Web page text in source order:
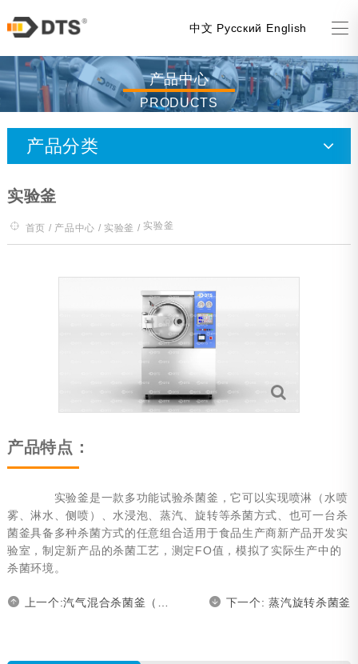
中文 Русский English
产品中心
PRODUCTS
产品分类
风机杀菌釜（全喷降温）
无篮式杀菌系统
杀菌车间自动化系统（ABRS）
静水压杀菌系统
可选项
首页 / 产品中心 / 实验釜 / 实验釜
实验釜
产品特点：
实验釜是一款多功能试验杀菌釜，它可以实现喷淋（水喷
雾、淋水、侧喷）、水浸泡、蒸汽、旋转等杀菌方式、也可一台杀
菌釜具备多种杀菌方式的任意组合适用于食品生产商新产品开发实
验室，制定新产品的杀菌工艺，测定FO值，模拟了实际生产中的
杀菌环境。
上一个:汽气混合杀菌釜（全喷降温） 下一个: 蒸汽旋转杀菌釜